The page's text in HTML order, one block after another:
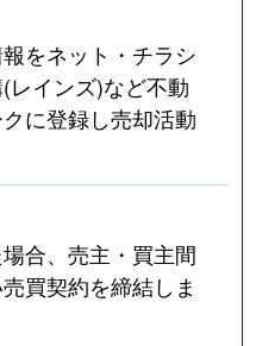
をネット・チラシ
レインズ)など不動
に登録し売却活動
合、売主・買主間
買契約を締結しま